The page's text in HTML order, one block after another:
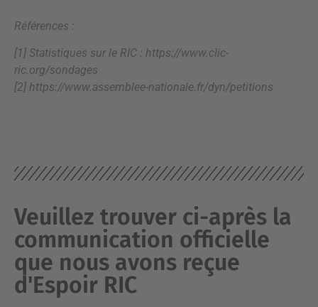
Références :
[1] Statistiques sur le RIC : https://www.clic-
ric.org/sondages
[2] https://www.assemblee-nationale.fr/dyn/petitions
Veuillez trouver ci-après la
communication officielle
que nous avons reçue
d'Espoir RIC